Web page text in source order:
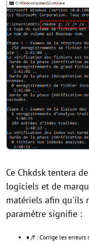
Ce Chkdsk tentera
logiciels et de
matériels afin qu'ils
paramètre signifie :
♦ /f : Corrige les erreurs